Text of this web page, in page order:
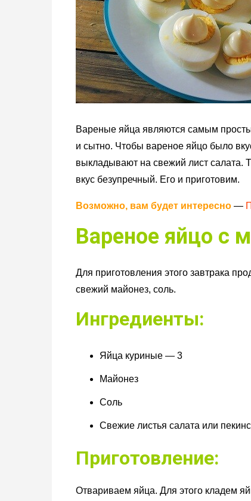
Вареные яйца являются самым
и сытно. Чтобы вареное яйцо было
выкладывают на свежий лист салата.
вкус безупречный. Его и приготовим.
Возможно, вам будет интересно —
Вареное яйцо с
Для приготовления этого завтрака
свежий майонез, соль.
Ингредиенты:
Яйца куриные — 3
Майонез
Соль
Свежие листья салата или
Приготовление:
Отвариваем яйца. Для этого кладем